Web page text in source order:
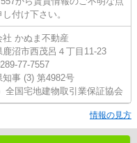
付け下さい。
社 かぬま不動産
鹿沼市西茂呂４丁目11-23
77-7557
知事 (3) 第4982号
全国宅地建物取引業保証協会
情報の見方